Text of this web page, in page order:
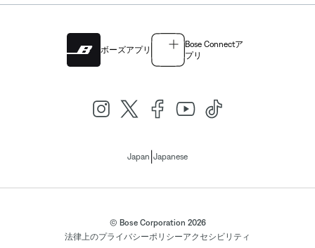
ボーズアプリ
Bose Connectア
プリ
Japan Japanese
© Bose Corporation 2026
法律上のプライバシーポリシーアクセシビリティ